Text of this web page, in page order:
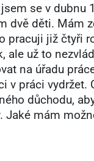
se v dubnu
dvě děti. Mám
pracuji již čtyři
ale už to
na úřadu
v práci vydržet.
důchodu,
Jaké mám